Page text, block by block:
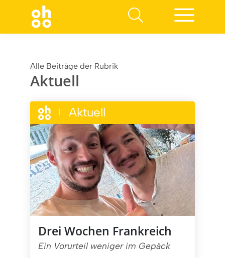
Alle Beiträge der Rubrik
Aktuell
Aktuell
Drei Wochen Frankreich
Ein Vorurteil weniger im Gepäck